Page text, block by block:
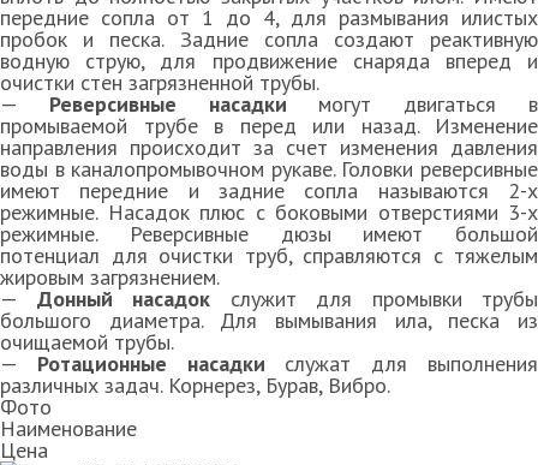
передние сопла от 1 до 4, для размывания илистых
пробок и песка. Задние сопла создают реактивную
водную струю, для продвижение снаряда вперед и
очистки стен загрязненной трубы.
— Реверсивные насадки могут двигаться в
промываемой трубе в перед или назад. Изменение
направления происходит за счет изменения давления
воды в каналопромывочном рукаве. Головки реверсивные
имеют передние и задние сопла называются 2-х
режимные. Насадок плюс с боковыми отверстиями 3-х
режимные. Реверсивные дюзы имеют большой
потенциал для очистки труб, справляются с тяжелым
жировым загрязнением.
— Донный насадок служит для промывки трубы
большого диаметра. Для вымывания ила, песка из
очищаемой трубы.
— Ротационные насадки служат для выполнения
различных задач. Корнерез, Бурав, Вибро.
Фото
Наименование
Цена